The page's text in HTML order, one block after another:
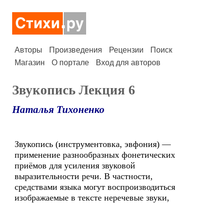
Авторы Произведения Рецензии
Поиск
Магазин
О портале Вход для авторов
Звукопись Лекция 6
Наталья Тихоненко
Звукопись (инструментовка, эвфония) —
применение разнообразных фонетических
приёмов для усиления звуковой
выразительности речи. В частности,
средствами языка могут воспроизводиться
изображаемые в тексте неречевые звуки,